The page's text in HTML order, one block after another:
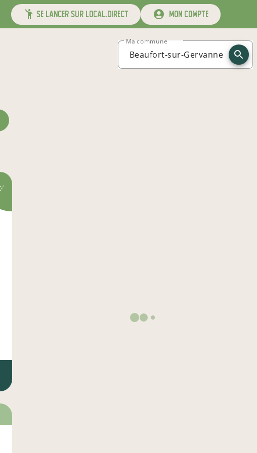
se lancer sur local.direct mon compte
Ma commune